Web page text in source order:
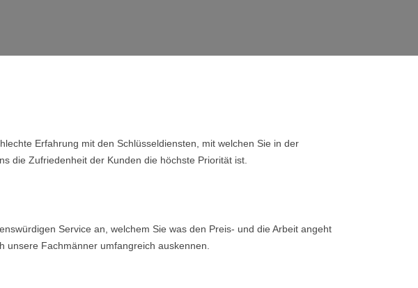
Erfahrung mit den Schlüsseldiensten, mit welchen Sie in der
die Zufriedenheit der Kunden die höchste Priorität ist.
Service an, welchem Sie was den Preis- und die Arbeit angeht
Fachmänner umfangreich auskennen.